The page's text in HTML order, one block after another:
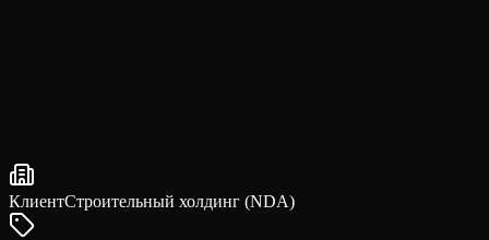
КлиентСтроительный холдинг (NDA)